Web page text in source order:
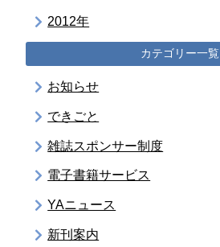
2012年
カテゴリー一覧
お知らせ
できごと
雑誌スポンサー制度
電子書籍サービス
YAニュース
新刊案内